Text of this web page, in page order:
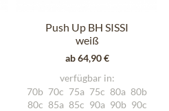
Push Up BH SISSI
weiß
ab 64,90 €
verfügbar in:
70b 70c 75a 75c 80a 80b
80c 85a 85c 90a 90b 90c